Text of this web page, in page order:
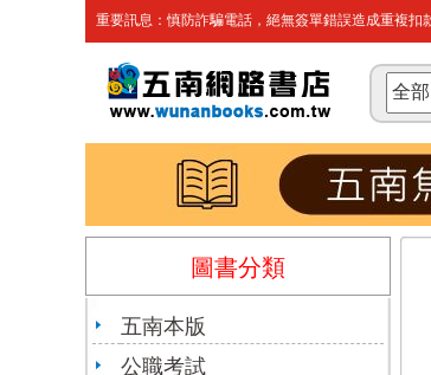
重要訊息：慎防詐騙電話，絕無簽單錯誤造成重複扣
圖書分類
五南本版
公職考試